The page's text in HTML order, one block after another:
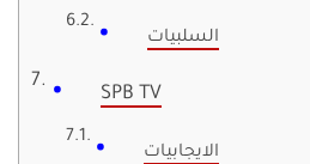
السلبيات
SPB TV
الايجابيات